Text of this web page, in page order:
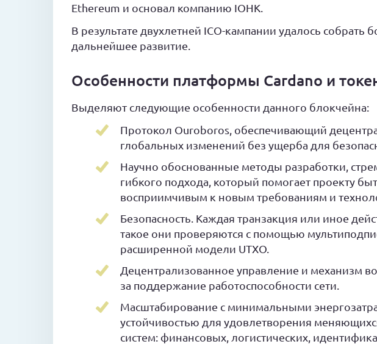
Ethereum и основал компанию IOHK.
В результате двухлетней ICO-кампании удалось
дальнейшее развитие.
Особенности платформы Cardano и
Выделяют следующие особенности данного блокчейна:
Протокол Ouroboros, обеспечивающий
глобальных изменений без ущерба для
Научно обоснованные методы разработки,
гибкого подхода, который помогает проекту
восприимчивым к новым требованиям и
Безопасность. Каждая транзакция или иное
такое они проверяются с помощью
расширенной модели UTXO.
Децентрализованное управление и механизм
за поддержание работоспособности сети.
Масштабирование с минимальными
устойчивостью для удовлетворения
систем: финансовых, логистических,